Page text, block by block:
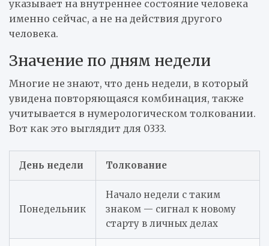
указывает на внутреннее состояние человека
именно сейчас, а не на действия другого
человека.
Значение по дням недели
Многие не знают, что день недели, в который
увидена повторяющаяся комбинация, также
учитывается в нумерологическом толковании.
Вот как это выглядит для 0333.
День недели Толкование
Понедельник
Начало недели с таким
знаком — сигнал к новому
старту в личных делах